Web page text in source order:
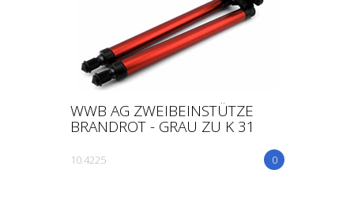
WWB AG ZWEIBEINSTÜTZE
BRANDROT - GRAU ZU K 31
0
10.4225